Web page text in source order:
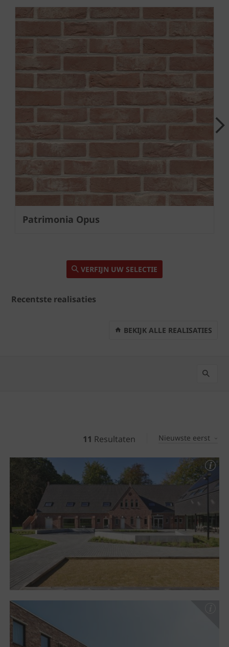
Patrimonia Opus
Next
VERFIJN UW SELECTIE
Recentste realisaties
BEKIJK ALLE REALISATIES
11 Resultaten Nieuwste eerst